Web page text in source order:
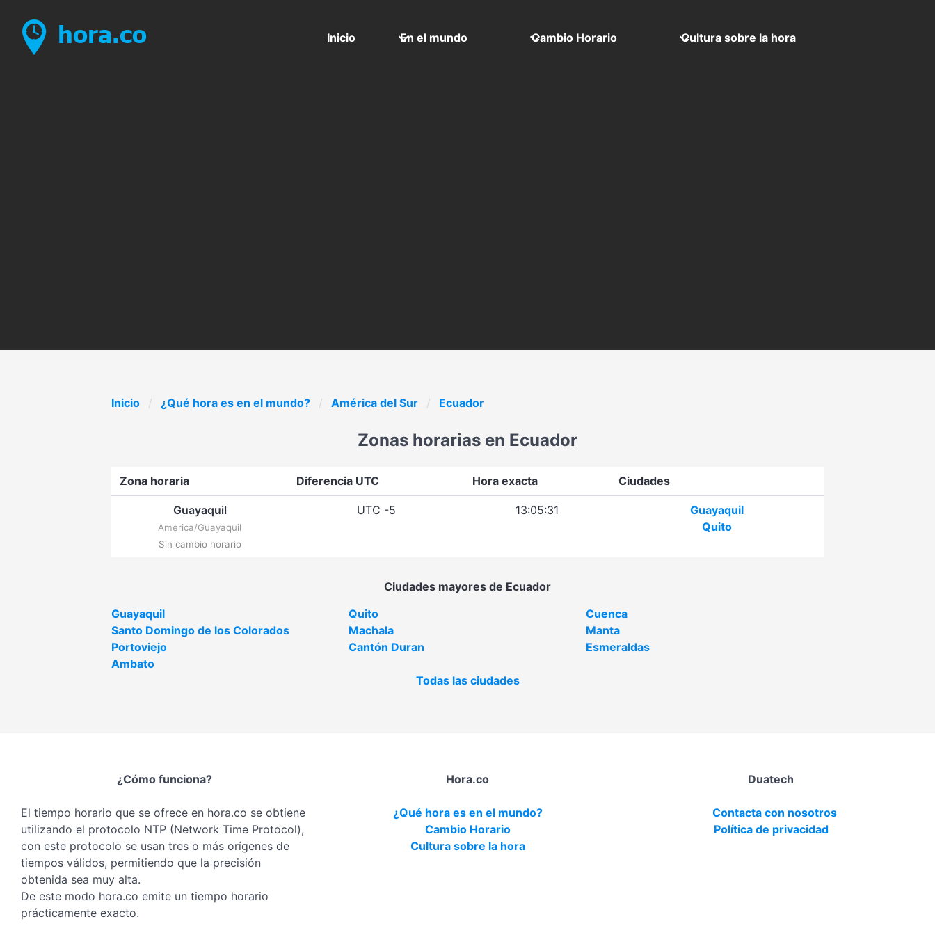
Inicio En el mundo Cambio Horario Cultura sobre la hora
Inicio ¿Qué hora es en el mundo? América del Sur Ecuador
Zonas horarias en Ecuador
Zona horaria Diferencia UTC Hora exacta Ciudades
Guayaquil
America/Guayaquil
Sin cambio horario
UTC -5 13:05:31
Guayaquil
Quito
Ciudades mayores de Ecuador
Guayaquil
Quito
Cuenca
Santo Domingo de los Colorados
Machala
Manta
Portoviejo
Cantón Duran
Esmeraldas
Ambato
Todas las ciudades
¿Cómo funciona?
El tiempo horario que se ofrece en hora.co se obtiene
utilizando el protocolo NTP (Network Time Protocol),
con este protocolo se usan tres o más orígenes de
tiempos válidos, permitiendo que la precisión
obtenida sea muy alta.
De este modo hora.co emite un tiempo horario
prácticamente exacto.
Hora.co
¿Qué hora es en el mundo?
Cambio Horario
Cultura sobre la hora
Duatech
Contacta con nosotros
Política de privacidad